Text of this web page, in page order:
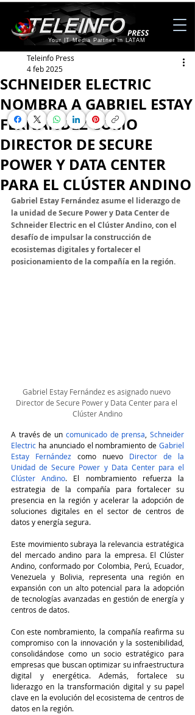
Your IT Media Partner in LATAM
SCHNEIDER ELECTRIC
NOMBRA A GABRIEL ESTAY
FERNÁNDEZ COMO
DIRECTOR DE SECURE
POWER Y DATA CENTER
PARA EL CLÚSTER ANDINO
Teleinfo Press
4 feb 2025
Gabriel Estay Fernández asume el liderazgo de
la unidad de Secure Power y Data Center de
Schneider Electric en el Clúster Andino, con el
desafío de impulsar la construcción de
ecosistemas digitales y fortalecer el
posicionamiento de la compañía en la región.
Gabriel Estay Fernández es asignado nuevo
Director de Secure Power y Data Center para el
Clúster Andino
A través de un comunicado de prensa , Schneider
Electric ha anunciado el nombramiento de Gabriel
Estay Fernández como nuevo Director de la
Unidad de Secure Power y Data Center para el
Clúster Andino. El nombramiento refuerza la
estrategia de la compañía para fortalecer su
presencia en la región y acelerar la adopción de
soluciones digitales en el sector de centros de
datos y energía segura.
Este movimiento subraya la relevancia estratégica
del mercado andino para la empresa. El Clúster
Andino, conformado por Colombia, Perú, Ecuador,
Venezuela y Bolivia, representa una región en
expansión con un alto potencial para la adopción
de tecnologías avanzadas en gestión de energía y
centros de datos.
Con este nombramiento, la compañía reafirma su
compromiso con la innovación y la sostenibilidad,
consolidándose como un socio estratégico para
empresas que buscan optimizar su infraestructura
digital y energética. Además, fortalece su
liderazgo en la transformación digital y su papel
clave en la evolución del ecosistema de centros de
datos en la región.